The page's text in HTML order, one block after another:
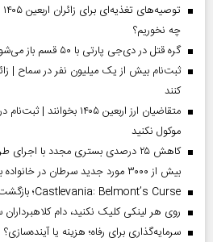
چه نخوریم؟
گره قتل در دی‌جی پارتی با ۵۰ قسم باز می‌شود
ثبت‌نام بیش از یک میلیون نفر در سماح |
کنند
متقاضیان ارز اربعین ۱۴۰۵
موکول نکنید
کاهش ۲۵ درصدی بستری مجدد با
بیش از ۳۰۰۰ مورد جدید سرطان در خانواده بیماران
Castlevania: Belmont’s Curse؛ بازگشت باشکوه شکارچیان خون‌آشام
روی هر لینکی کلیک نکنید، دام
سرمایه‌گذاری برای رفاه؛ هزینه یا آینده‌سازی؟